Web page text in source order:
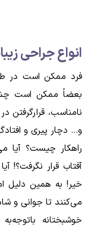
انواع جراحی
فرد ممکن است در
بعضاً ممکن است
نامناسب،
و... دچار پیری و
راهکار چیست؟ آیا
آفتاب قرار نگرفت؟!
خیر! به همین دلیل
می‌کنند تا جوانی و
خوشبختانه